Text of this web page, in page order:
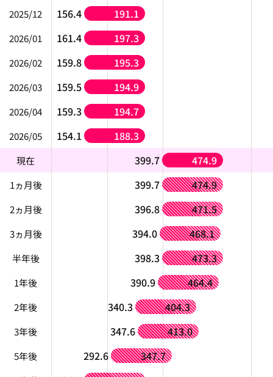
2025/12 156.4 191.1
2026/01 161.4 197.3
2026/02 159.8 195.3
2026/03 159.5 194.9
2026/04 159.3 194.7
2026/05 154.1 188.3
現在 399.7 474.9
1ヵ月後 399.7 474.9
2ヵ月後 396.8 471.5
3ヵ月後 394.0 468.1
半年後 398.3 473.3
1年後 390.9 464.4
2年後 340.3 404.3
3年後 347.6 413.0
5年後 292.6 347.7